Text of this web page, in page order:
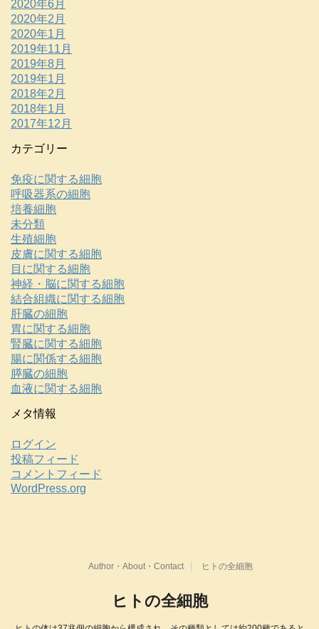
2020年6月
2020年2月
2020年1月
2019年11月
2019年8月
2019年1月
2018年2月
2018年1月
2017年12月
カテゴリー
免疫に関する細胞
呼吸器系の細胞
培養細胞
未分類
生殖細胞
皮膚に関する細胞
目に関する細胞
神経・脳に関する細胞
結合組織に関する細胞
肝臓の細胞
胃に関する細胞
腎臓に関する細胞
腸に関係する細胞
膵臓の細胞
血液に関する細胞
メタ情報
ログイン
投稿フィード
コメントフィード
WordPress.org
Author・About・Contact ヒトの全細胞
ヒトの全細胞